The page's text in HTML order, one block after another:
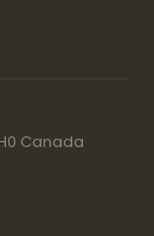
Canada